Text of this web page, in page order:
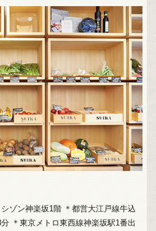
ゾン神楽坂1階 ＊都営大江戸線牛込
＊東京メトロ東西線神楽坂駅1番出